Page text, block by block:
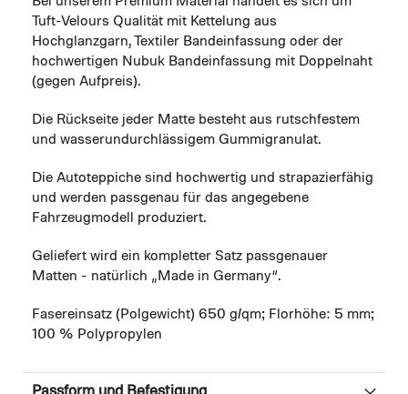
Tuft-Velours Qualität mit Kettelung aus
Hochglanzgarn, Textiler Bandeinfassung oder der
hochwertigen Nubuk Bandeinfassung mit Doppelnaht
(gegen Aufpreis).
Die Rückseite jeder Matte besteht aus rutschfestem
und wasserundurchlässigem Gummigranulat.
Die Autoteppiche sind hochwertig und strapazierfähig
und werden passgenau für das angegebene
Fahrzeugmodell produziert.
Geliefert wird ein kompletter Satz passgenauer
Matten - natürlich „Made in Germany“.
Fasereinsatz (Polgewicht) 650 g/qm; Florhöhe: 5 mm;
100 % Polypropylen